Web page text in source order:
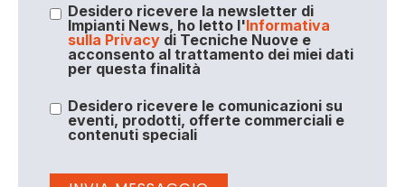
Desidero ricevere la newsletter di
Impianti News, ho letto l'Informativa
sulla Privacydi Tecniche Nuove e
acconsento al trattamento dei miei dati
per questa finalità
Desidero ricevere le comunicazioni su
eventi, prodotti, offerte commerciali e
contenuti speciali